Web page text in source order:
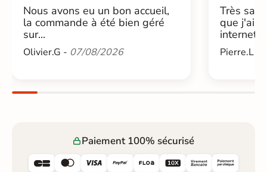
Nous avons eu un bon accueil,
la commande à été bien géré
sur...
Olivier.G - 07/08/2026
Très
que j'ai
internet....
Pierre.L -
Paiement 100% sécurisé
     